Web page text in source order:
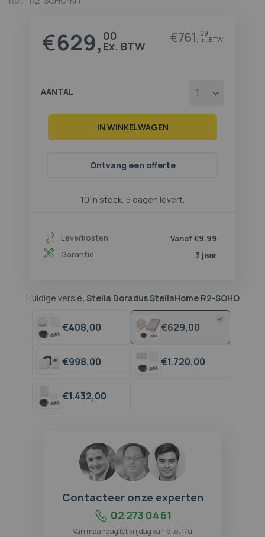
€629, 00 €761, 09
10 in stock, 5 dagen levert.
Leverkosten
Vanaf €9.99
Garantie
3 jaar
AANTAL
IN WINKELWAGEN
Ontvang een offerte
Huidige versie: Stella Doradus StellaHome R2-SOHO
€408,00 €629,00
€998,00 €1.720,00
€1.432,00
begin
afbeeldingen-
Contacteer onze experten
02 273 04 61
Van maandag tot vrijdag van 9 tot 17u